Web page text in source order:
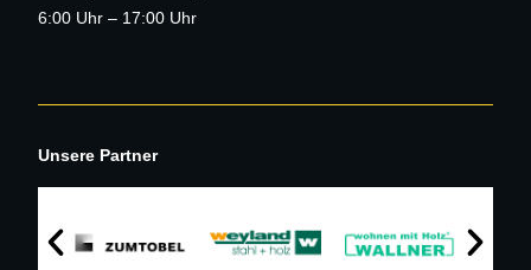
6:00 Uhr – 17:00 Uhr
Unsere Partner